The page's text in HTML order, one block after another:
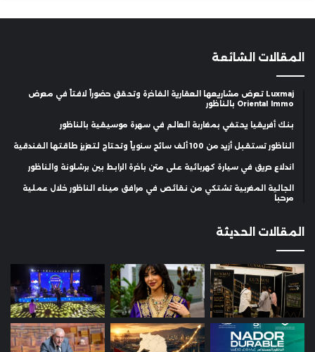
المقالات الشائعة
Luxmaj تعرض مشاريعها العقارية الفاخرة وتحقق حضوراً لافتاً في معرض
Oriental Immo بالناظور
بنك أفريقيا يحتفي بمغاربة العالم في سهرة موسيقية بالناظور
الناظور تستقبل أزيد من 100 ألف سائح سنوياً وتحتاج لتعزيز طاقتها الفندقية
اندلاع حريق في سيارة كهربائية على متن باخرة الرابط بين برشلونة والناظور
الجالية المغربية تشتكي من نقائص في مرافق ميناء الناظور خلال عملية
مرحبا
المقالات الحديثة